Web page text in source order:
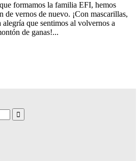
formamos la familia EFI, hemos
vernos de nuevo. ¡Con mascarillas,
alegría que sentimos al volvernos a
de ganas!...